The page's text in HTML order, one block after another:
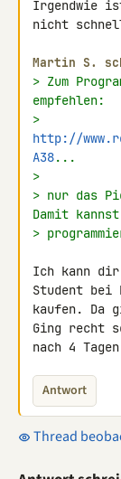
Irgendwie
nicht
Martin S.
> Zum
empfehlen:
http://
A38...
>
> nur das
Damit
>
Ich kann dir
Student bei
kaufen. Da
Ging recht
nach 4
Antwort
Thread